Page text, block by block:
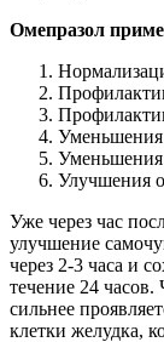
Омепразол
Уменьшения
Уменьшения
Улучшения
Уже через час
улучшение
через 2-3 часа и
течение 24
сильнее
клетки желудка,